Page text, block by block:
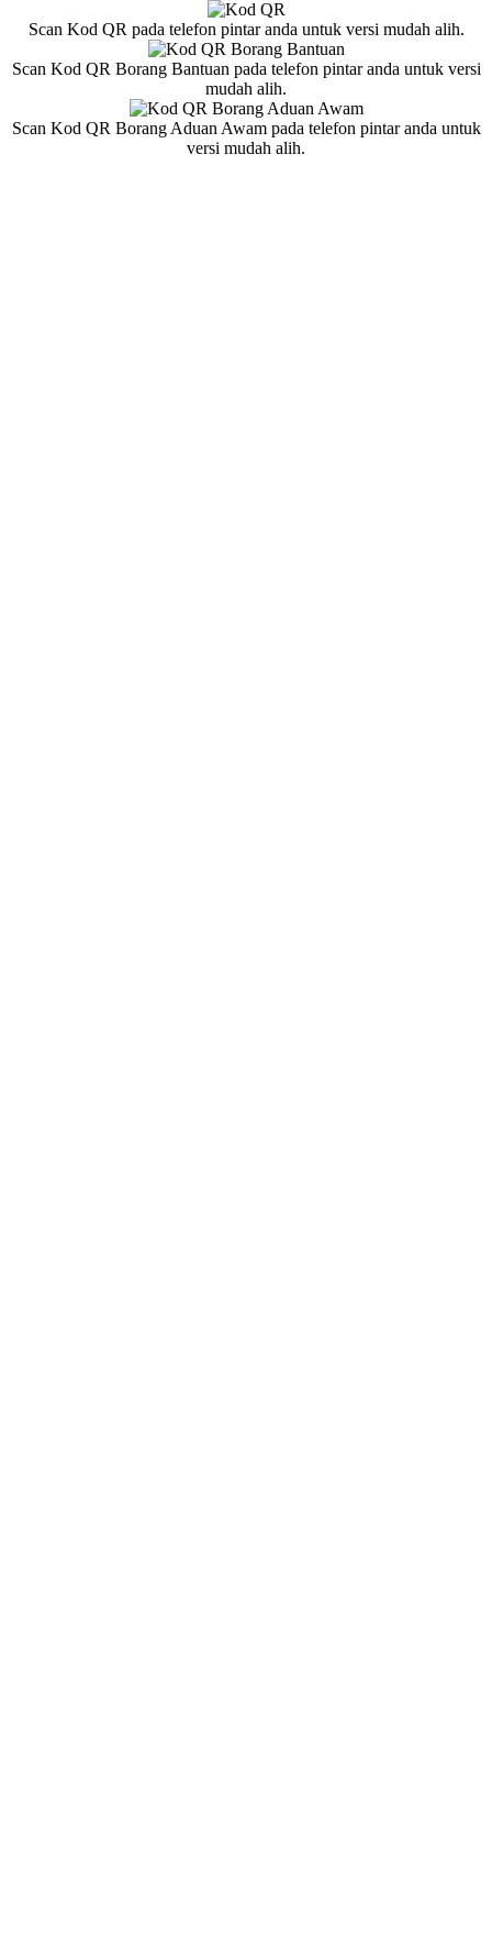
Scan Kod QR pada telefon pintar anda untuk versi mudah alih.
Scan Kod QR Borang Bantuan pada telefon pintar anda untuk versi
mudah alih.
Scan Kod QR Borang Aduan Awam pada telefon pintar anda untuk
versi mudah alih.